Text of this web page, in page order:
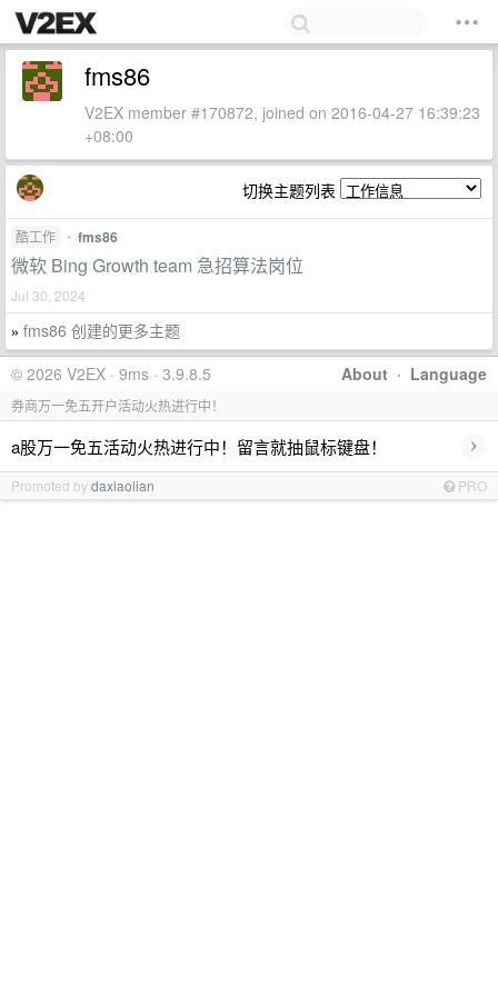
fms86
V2EX member #170872, joined on 2016-04-27 16:39:23
+08:00
切换主题列表
酷工作 • fms86
微软 Bing Growth team 急招算法岗位
Jul 30, 2024
» fms86 创建的更多主题
About · Language
© 2026 V2EX · 9ms · 3.9.8.5
券商万一免五开户活动火热进行中！
a股万一免五活动火热进行中！留言就抽鼠标键盘！ ›
Promoted bydaxiaolian PRO